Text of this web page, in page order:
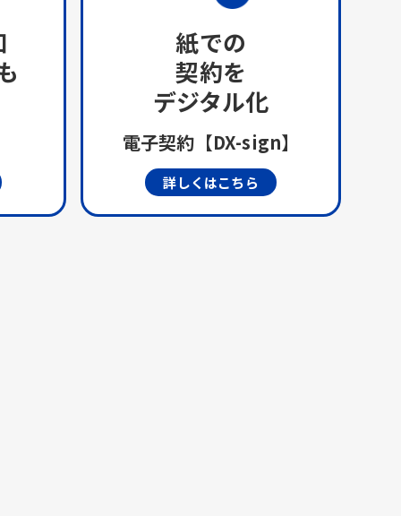
紙での
契約を
デジタル化
電子契約【DX-sign】
詳しくはこちら